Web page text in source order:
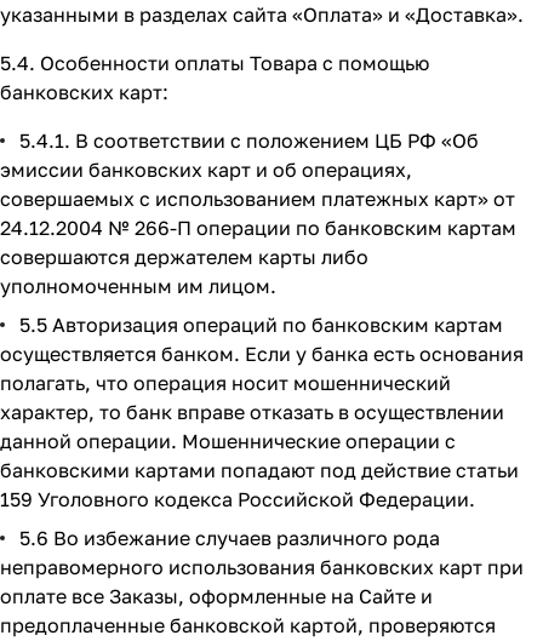
указанными в разделах сайта «Оплата» и «Доставка».
5.4. Особенности оплаты Товара с помощью
банковских карт:
5.4.1. В соответствии с положением ЦБ РФ «Об
эмиссии банковских карт и об операциях,
совершаемых с использованием платежных карт» от
24.12.2004 № 266-П операции по банковским картам
совершаются держателем карты либо
уполномоченным им лицом.
5.5 Авторизация операций по банковским картам
осуществляется банком. Если у банка есть основания
полагать, что операция носит мошеннический
характер, то банк вправе отказать в осуществлении
данной операции. Мошеннические операции с
банковскими картами попадают под действие статьи
159 Уголовного кодекса Российской Федерации.
5.6 Во избежание случаев различного рода
неправомерного использования банковских карт при
оплате все Заказы, оформленные на Сайте и
предоплаченные банковской картой, проверяются